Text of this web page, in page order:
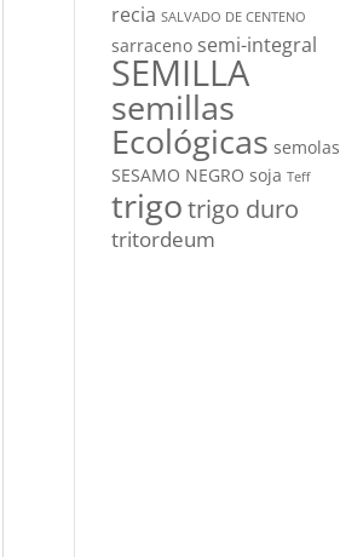
recia SALVADO DE CENTENO
sarraceno semi-integral
SEMILLA
semillas
Ecológicas semolas
SESAMO NEGRO soja Teff
trigotrigo duro
tritordeum